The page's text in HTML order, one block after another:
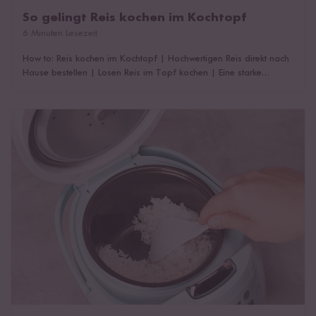
So gelingt Reis kochen im Kochtopf
How to: Reis kochen im Kochtopf | Hochwertigen Reis direkt nach
Hause bestellen | Losen Reis im Topf kochen | Eine starke
Reis im Reiskocher